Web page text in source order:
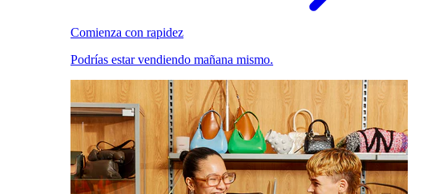
Comienza con rapidez
Podrías estar vendiendo mañana mismo.